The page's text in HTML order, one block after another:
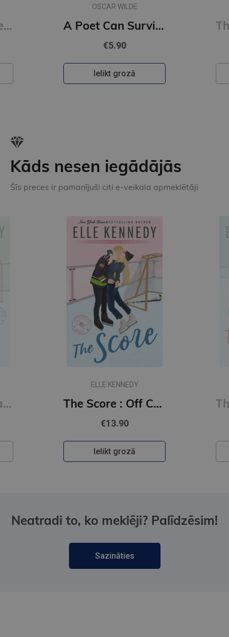
Erotic Poems : Selected Poems
OSCAR WILDE
A Poet Can Survive Everything But a Misprint (Penguin Archive)
€5.90
Ielikt grozā
Kāds nesen iegādājās
Šīs preces ir pamanījuši citi e-veikala apmeklētāji
The Deal : Off Campus Series #1
ELLE KENNEDY
The Score : Off Campus Series #3
€13.90
Ielikt grozā
Neatradi to, ko meklēji? Palīdzēsim!
Sazināties